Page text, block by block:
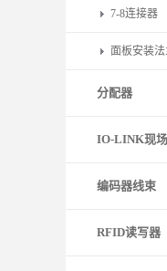
7-8连接器
面板安装
分配器
IO-LINK现
编码器线束
RFID读写器